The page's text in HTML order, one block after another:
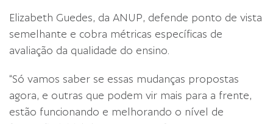
Elizabeth Guedes, da ANUP, defende ponto de vista
semelhante e cobra métricas específicas de
avaliação da qualidade do ensino.
“Só vamos saber se essas mudanças propostas
agora, e outras que podem vir mais para a frente,
estão funcionando e melhorando o nível de